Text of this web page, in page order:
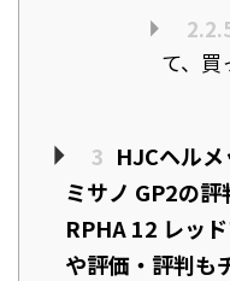
て、買
3 HJCヘル
ミサノ GP2の
RPHA 12 レッ
や評価・評判も